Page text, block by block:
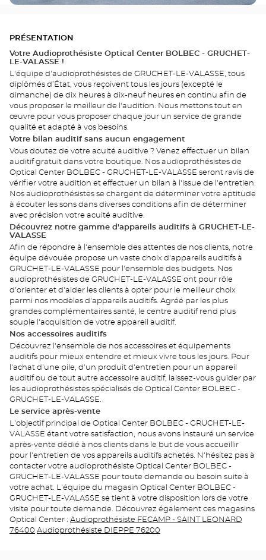
PRÉSENTATION
Votre Audioprothésiste Optical Center BOLBEC - GRUCHET-
LE-VALASSE !
L'équipe d'audioprothésistes de GRUCHET-LE-VALASSE, tous
diplômés d’État, vous reçoivent tous les jours (excepté le
dimanche) de dix heures à dix-neuf heures en continu afin de
vous proposer le meilleur de l'audition. Nous mettons tout en
œuvre pour vous proposer chaque jour un service de grande
qualité et adapté à vos besoins.
Votre bilan auditif sans aucun engagement
Vous doutez de votre acuité auditive ? Venez effectuer un bilan
auditif gratuit dans votre boutique. Nos audioprothésistes de
Optical Center BOLBEC - GRUCHET-LE-VALASSE seront ravis de
vérifier votre audition et effectuer un bilan à l'issue de l'entretien.
Nos audioprothésistes se chargent de déterminer votre aptitude
à écouter les sons dans diverses conditions afin de déterminer
avec précision votre acuité auditive.
Découvrez notre gamme d'appareils auditifs à GRUCHET-LE-
VALASSE
Afin de répondre à l'ensemble des attentes de nos clients, notre
équipe dévouée propose un vaste choix d'appareils auditifs à
GRUCHET-LE-VALASSE pour l'ensemble des budgets. Nos
audioprothésistes de GRUCHET-LE-VALASSE ont pour rôle
d'orienter et d'aider les clients à opter pour le meilleur choix
parmi nos modèles d'appareils auditifs. Agréé par les plus
grandes complémentaires santé, le centre auditif rend plus
souple l'acquisition de votre appareil auditif.
Nos accessoires auditifs
Découvrez l'ensemble de nos accessoires et équipements
auditifs pour mieux entendre et mieux vivre tous les jours. Pour
l'achat d'une pile, d'un produit d'entretien pour un appareil
auditif ou de tout autre accessoire auditif, laissez-vous guider par
les audioprothésistes spécialisés de Optical Center BOLBEC -
GRUCHET-LE-VALASSE.
Le service après-vente
L'objectif principal de Optical Center BOLBEC - GRUCHET-LE-
VALASSE étant votre satisfaction, nous avons instauré un service
après-vente dédié à nos clients dans le but de vous accueillir
pour l'entretien de vos appareils auditifs achetés. N'hésitez pas à
contacter votre audioprothésiste Optical Center BOLBEC -
GRUCHET-LE-VALASSE pour toute demande ou besoin suite à
votre achat. L'équipe du magasin Optical Center BOLBEC -
GRUCHET-LE-VALASSE se tient à votre disposition lors de votre
visite pour toute demande. Découvrez également ces magasins
Optical Center : Audioprothésiste FECAMP - SAINT LEONARD
76400 Audioprothésiste DIEPPE 76200